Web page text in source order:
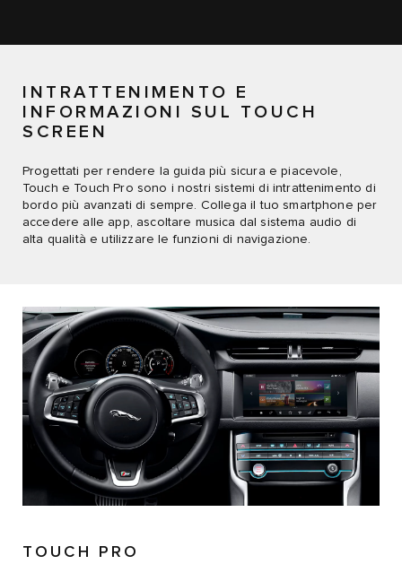
INTRATTENIMENTO E
INFORMAZIONI SUL TOUCH
SCREEN
Progettati per rendere la guida più sicura e piacevole,
Touch e Touch Pro sono i nostri sistemi di intrattenimento di
bordo più avanzati di sempre. Collega il tuo smartphone per
accedere alle app, ascoltare musica dal sistema audio di
alta qualità e utilizzare le funzioni di navigazione.
TOUCH PRO